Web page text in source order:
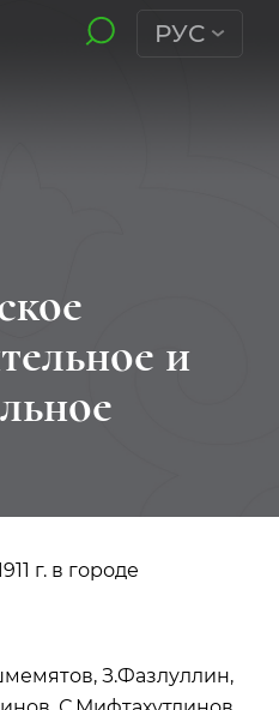
РУС
и
г. в городе
З.Фазлуллин,